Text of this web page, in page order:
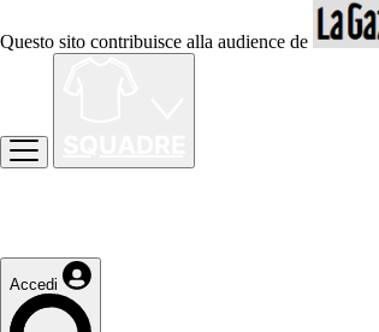
Questo sito contribuisce alla audience de
Accedi